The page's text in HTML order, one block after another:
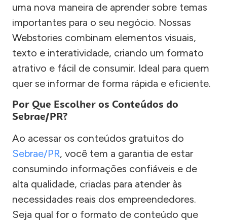
uma nova maneira de aprender sobre temas
importantes para o seu negócio. Nossas
Webstories combinam elementos visuais,
texto e interatividade, criando um formato
atrativo e fácil de consumir. Ideal para quem
quer se informar de forma rápida e eficiente.
Por Que Escolher os Conteúdos do
Sebrae/PR?
Ao acessar os conteúdos gratuitos do
Sebrae/PR, você tem a garantia de estar
consumindo informações confiáveis e de
alta qualidade, criadas para atender às
necessidades reais dos empreendedores.
Seja qual for o formato de conteúdo que